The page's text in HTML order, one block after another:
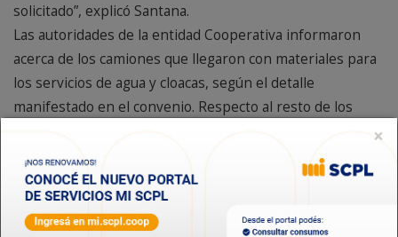
solicitado”, explicó Santana.
Las autoridades de la entidad Cooperativa informaron
acerca de los camiones que llegaron con materiales para
los servicios de agua y cloacas, según el detalle
manifestado en el convenio. Respecto al resto de los
obras y recomposición de redes, Santana comentó que
“está llegando otro camión con las bombas que estaban
pedidas y están en vías de licitación los caños de acero
que estamos necesitando para el acueducto en la zona
×